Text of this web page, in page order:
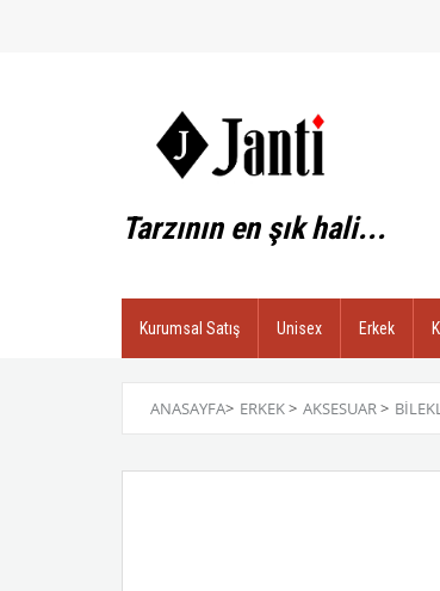
Tarzının en şık hali...
Kurumsal Satış Unisex Erkek
ANASAYFA> ERKEK> AKSESUAR>